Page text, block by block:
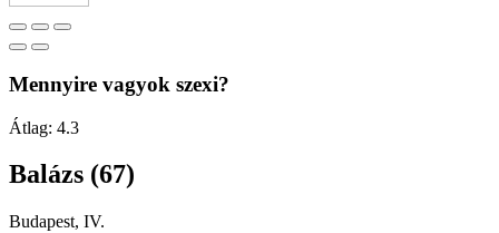
Mennyire vagyok szexi?
Átlag: 4.3
Balázs (67)
Budapest, IV.